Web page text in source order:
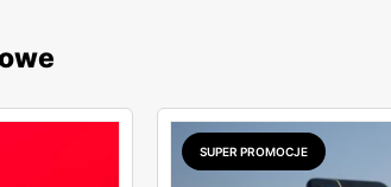
SUPER PROMOCJE